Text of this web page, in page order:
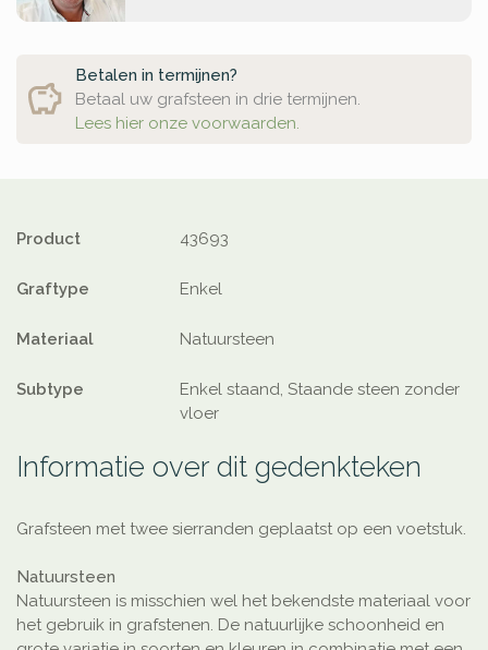
Betalen in termijnen?
Betaal uw grafsteen in drie termijnen.
Lees hier onze voorwaarden.
Product 43693
Graftype Enkel
Materiaal Natuursteen
Subtype
Enkel staand, Staande steen zonder
vloer
Informatie over dit gedenkteken
Grafsteen met twee sierranden geplaatst op een voetstuk.
Natuursteen
Natuursteen is misschien wel het bekendste materiaal voor
het gebruik in grafstenen. De natuurlijke schoonheid en